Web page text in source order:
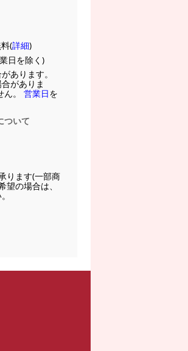
(詳細)
日を除く)
あります。
がありま
。 営業日を
ついて
ります(一部商
の場合は、